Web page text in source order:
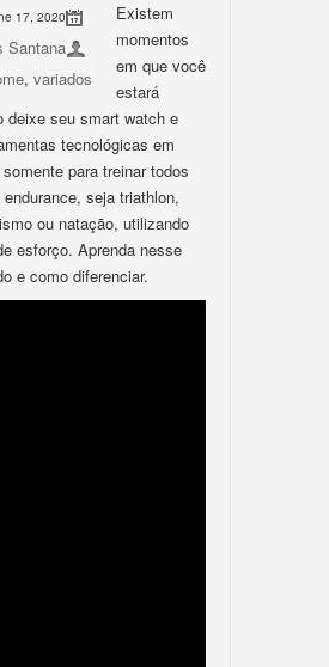
17, 2020
Santana
, variados
Existem
momentos
em que você
estará
deixe seu smart watch e
tecnológicas em
para treinar todos
seja triathlon,
ou natação, utilizando
esforço. Aprenda nesse
e como diferenciar.